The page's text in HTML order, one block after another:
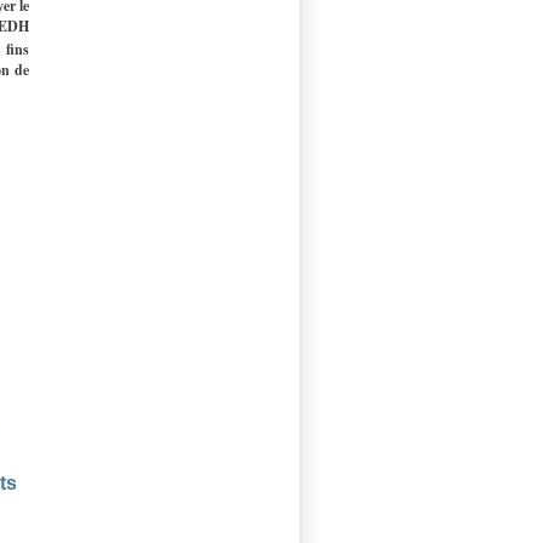
le
de